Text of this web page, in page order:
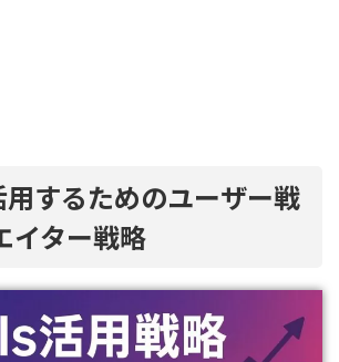
するためのユーザー戦
イター戦略